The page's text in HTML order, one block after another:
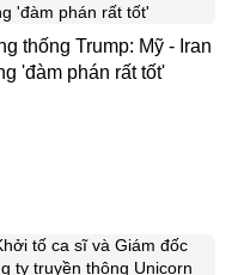
thống Trump: Mỹ - Iran
'đàm phán rất tốt'